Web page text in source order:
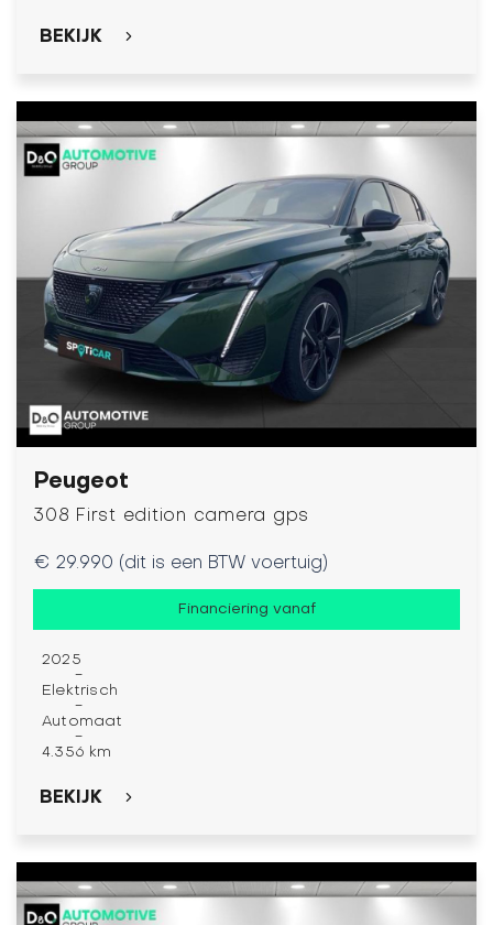
BEKIJK
Peugeot
308 First edition camera gps
€ 29.990 (dit is een BTW voertuig)
Financiering vanaf
2025
-
Elektrisch
-
Automaat
-
4.356 km
BEKIJK